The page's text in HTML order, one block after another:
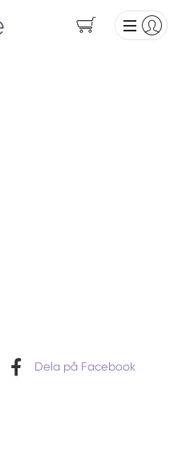
Dela på Facebook